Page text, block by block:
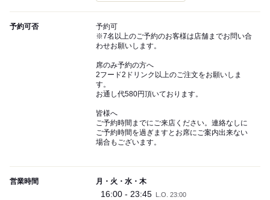
予約可否
予約可
※7名以上のご予約のお客様は店舗までお問い合
わせお願いします。
席のみ予約の方へ
2フード2ドリンク以上のご注文をお願いしま
す。
お通し代580円頂いております。
皆様へ
ご予約時間までにご来店ください。連絡なしに
ご予約時間を過ぎますとお席にご案内出来ない
場合もございます。
営業時間 月・火・水・木
16:00 - 23:45 L.O. 23:00